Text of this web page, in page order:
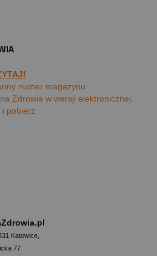
numer magazynu
Zdrowia w wersji elektronicznej.
i pobierz.
Katowice,
77